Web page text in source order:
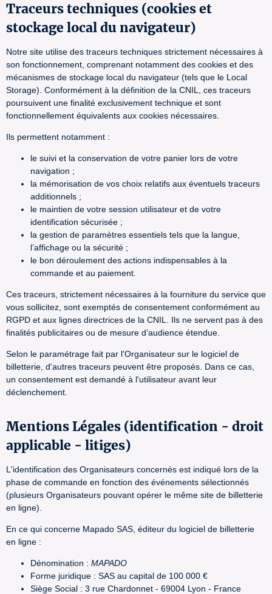
Traceurs techniques (cookies et
stockage local du navigateur)
Notre site utilise des traceurs techniques strictement nécessaires à
son fonctionnement, comprenant notamment des cookies et des
mécanismes de stockage local du navigateur (tels que le Local
Storage). Conformément à la définition de la CNIL, ces traceurs
poursuivent une finalité exclusivement technique et sont
fonctionnellement équivalents aux cookies nécessaires.
Ils permettent notamment :
le suivi et la conservation de votre panier lors de votre
navigation ;
la mémorisation de vos choix relatifs aux éventuels traceurs
additionnels ;
le maintien de votre session utilisateur et de votre
identification sécurisée ;
la gestion de paramètres essentiels tels que la langue,
l’affichage ou la sécurité ;
le bon déroulement des actions indispensables à la
commande et au paiement.
Ces traceurs, strictement nécessaires à la fourniture du service que
vous sollicitez, sont exemptés de consentement conformément au
RGPD et aux lignes directrices de la CNIL. Ils ne servent pas à des
finalités publicitaires ou de mesure d’audience étendue.
Selon le paramétrage fait par l'Organisateur sur le logiciel de
billetterie, d'autres traceurs peuvent être proposés. Dans ce cas,
un consentement est demandé à l'utilisateur avant leur
déclenchement.
Mentions Légales (identification - droit
applicable - litiges)
L'identification des Organisateurs concernés est indiqué lors de la
phase de commande en fonction des événements sélectionnés
(plusieurs Organisateurs pouvant opérer le même site de billetterie
en ligne).
En ce qui concerne Mapado SAS, éditeur du logiciel de billetterie
en ligne :
Dénomination : MAPADO
Forme juridique : SAS au capital de 100 000 €
Siège Social : 3 rue Chardonnet - 69004 Lyon - France